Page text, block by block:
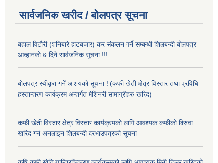
सार्वजनिक खरीद / बोलपत्र सूचना
बहाल विटौरी (शनिबारे हाटबजार) कर संकलन गर्ने सम्बन्धी शिलबन्दी बोलपत्र
आव्हानको ७ दिने सार्वजनिक सूचना !!!
बोलपत्र स्वीकृत गर्ने आशयको सूचना ! (कफी खेती क्षेत्र विस्तार तथा प्रविधि
हस्तान्तरण कार्यक्रम अन्तर्गत मेशिनरी सामाग्रीहरु खरिद)
कफी खेती विस्तार क्षेत्र विस्तार कार्यक्रमको लागि आवश्यक कफीको बिरुवा
खरिद गर्न अनलाइन शिलबन्दी दरभाउपत्रको सूचना